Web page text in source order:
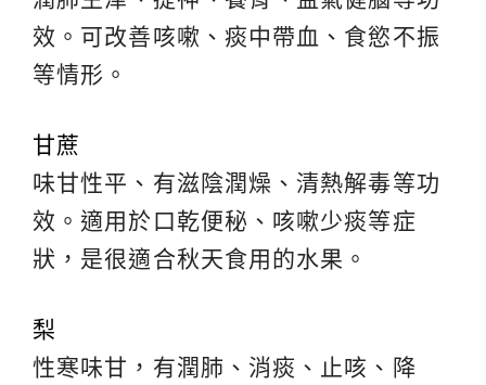
效。可改善咳嗽、痰中帶血、食慾不振
等情形。
甘蔗
味甘性平、有滋陰潤燥、清熱解毒等功
效。適用於口乾便秘、咳嗽少痰等症
狀，是很適合秋天食用的水果。
梨
性寒味甘，有潤肺、消痰、止咳、降